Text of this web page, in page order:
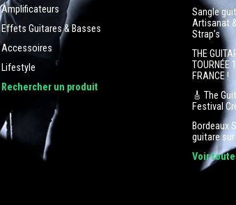
Amplificateurs
Effets Guitares & Basses
Accessoires
Lifestyle
Rechercher un produit
Sangle
Artisanat
Strap’s
THE
TOURNÉE
FRANCE !
🎸 The
Festival
Bordeaux
guitare
Voir